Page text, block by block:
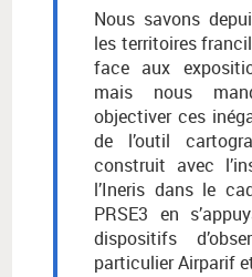
Nous savons
les territoires
face aux
mais nous
objectiver ces
de l’outil
construit avec
l’Ineris dans le
PRSE3 en
dispositifs
particulier Airparif